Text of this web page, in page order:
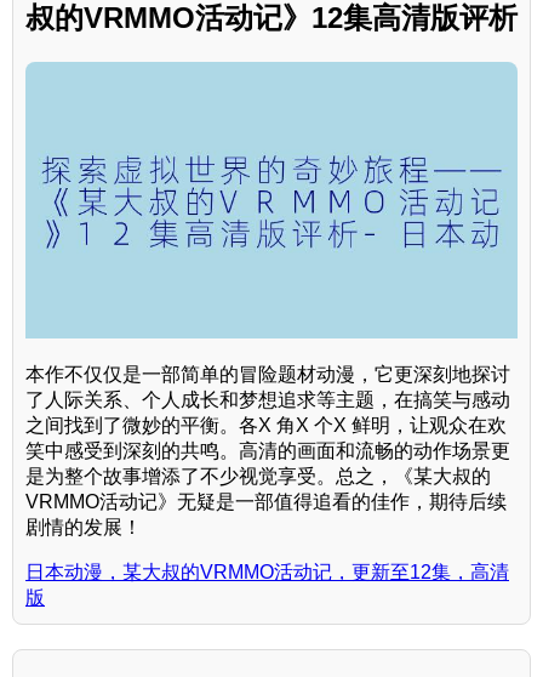
叔的VRMMO活动记》12集高清版评析
本作不仅仅是一部简单的冒险题材动漫，它更深刻地探讨
了人际关系、个人成长和梦想追求等主题，在搞笑与感动
之间找到了微妙的平衡。各X 角X 个X 鲜明，让观众在欢
笑中感受到深刻的共鸣。高清的画面和流畅的动作场景更
是为整个故事增添了不少视觉享受。总之，《某大叔的
VRMMO活动记》无疑是一部值得追看的佳作，期待后续
剧情的发展！
日本动漫，某大叔的VRMMO活动记，更新至12集，高清
版